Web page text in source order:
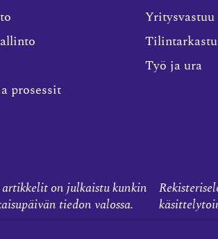
prosessit
Yritysvastuu
Työ ja ura
on julkaistu kunkin
tiedon valossa.